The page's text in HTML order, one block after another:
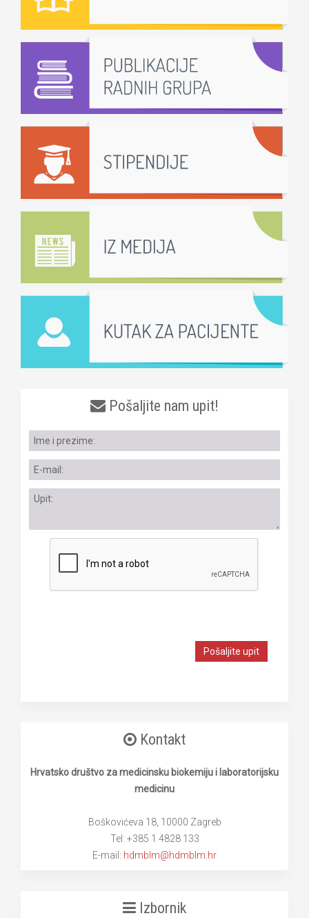
Pošaljite nam upit!
Pošaljite upit
Kontakt
Hrvatsko društvo za medicinsku biokemiju i laboratorijsku
medicinu
Boškovićeva 18, 10000 Zagreb
Tel: +385 1 4828 133
E-mail: hdmblm@hdmblm.hr
Izbornik